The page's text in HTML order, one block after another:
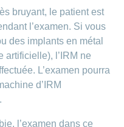
bruyant, le patient est
l’examen. Si vous
des implants en métal
artificielle), l’IRM ne
L’examen pourra
d’IRM
l’examen dans ce